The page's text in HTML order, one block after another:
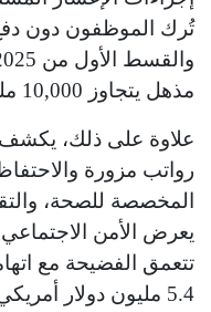
تُرك الموظفون دون
مذهل يتجاوز 10,000 مليون بيزو أرجنتيني.
علاوة على ذلك،
رواتب مزورة
المخصصة للصحة،
يعرض الأمن
تتعمق الفضيحة مع
5.4 مليون دولار